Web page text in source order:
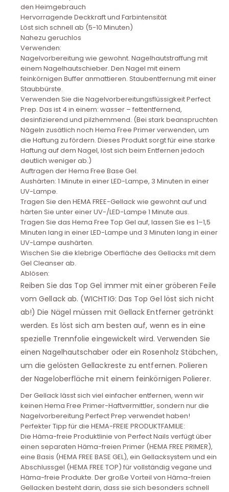
den Heimgebrauch
Hervorragende Deckkraft und Farbintensität
Löst sich schnell ab (5-10 Minuten)
Nahezu geruchlos
Verwenden:
Nagelvorbereitung wie gewohnt. Nagelhautstraffung mit
einem Nagelhautschieber. Den Nagel mit einem
feinkörnigen Buffer anmattieren. Staubentfernung mit einer
Staubbürste.
Verwenden Sie die Nagelvorbereitungsflüssigkeit Perfect
Prep. Das ist 4 in einem: wasser – fettentfernend,
desinfizierend und pilzhemmend. (Bei stark beanspruchten
Nägeln zusätlich noch Hema Free Primer verwenden, um
die Haftung zu fördern. Dieses Produkt sorgt für eine starke
Haftung auf dem Nagel, löst sich beim Entfernen jedoch
deutlich weniger ab.)
Auftragen der Hema Free Base Gel.
Aushärten: 1 Minute in einer LED-Lampe, 3 Minuten in einer
UV-Lampe.
Tragen Sie den HEMA FREE-Gellack wie gewohnt auf und
härten Sie unter einer UV-/LED-Lampe 1 Minute aus.
Tragen Sie das Hema Free Top Gel auf, lassen Sie es 1–1,5
Minuten lang in einer LED-Lampe und 3 Minuten lang in einer
UV-Lampe aushärten.
Wischen Sie die klebrige Oberfläche des Gellacks mit dem
Gel Cleanser ab.
Ablösen:
Reiben Sie das Top Gel immer mit einer gröberen Feile
vom Gellack ab. (WICHTIG: Das Top Gel löst sich nicht
ab!) Die Nägel müssen mit Gellack Entferner getränkt
werden. Es löst sich am besten auf, wenn es in eine
spezielle Trennfolie eingewickelt wird. Verwenden Sie
einen Nagelhautschaber oder ein Rosenholz Stäbchen,
um die gelösten Gellackreste zu entfernen. Polieren
der Nageloberfläche mit einem feinkörnigen Polierer.
Der Gellack lässt sich viel einfacher entfernen, wenn wir
keinen Hema Free Primer-Haftvermittler, sondern nur die
Nagelvorbereitung Perfect Prep verwendet haben!
Perfekter Tipp für die HEMA-FREIE PRODUKTFAMILIE:
Die Häma-freie Produktlinie von Perfect Nails verfügt über
einen separaten Häma-freien Primer (HEMA FREE PRIMER),
eine Basis (HEMA FREE BASE GEL), ein Gellacksystem und ein
Abschlussgel (HEMA FREE TOP) für vollständig vegane und
Häma-freie Produkte. Der große Vorteil von Häma-freien
Gellacken besteht darin, dass sie sich besonders schnell